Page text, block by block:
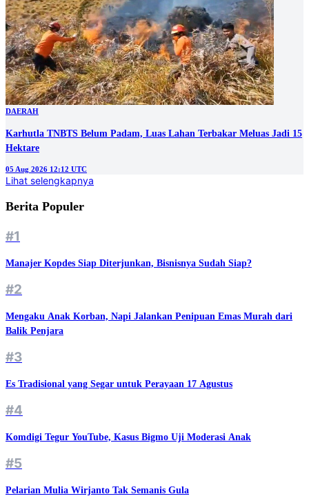
DAERAH
Karhutla TNBTS Belum Padam, Luas Lahan Terbakar Meluas Jadi 15
Hektare
05 Aug 2026 12:12 UTC
Lihat selengkapnya
Berita Populer
#1
Manajer Kopdes Siap Diterjunkan, Bisnisnya Sudah Siap?
#2
Mengaku Anak Korban, Napi Jalankan Penipuan Emas Murah dari
Balik Penjara
#3
Es Tradisional yang Segar untuk Perayaan 17 Agustus
#4
Komdigi Tegur YouTube, Kasus Bigmo Uji Moderasi Anak
#5
Pelarian Mulia Wirjanto Tak Semanis Gula